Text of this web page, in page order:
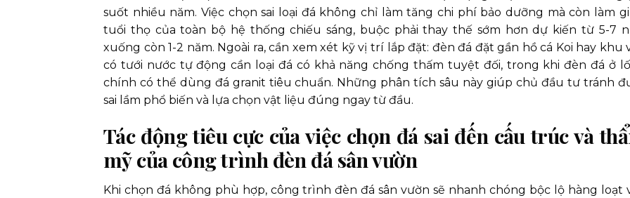
suốt nhiều năm. Việc chọn sai loại đá không chỉ làm tăng chi phí bảo dưỡng mà còn làm
tuổi thọ của toàn bộ hệ thống chiếu sáng, buộc phải thay thế sớm hơn dự kiến từ 5-7
xuống còn 1-2 năm. Ngoài ra, cần xem xét kỹ vị trí lắp đặt: đèn đá đặt gần hồ cá Koi hay khu
có tưới nước tự động cần loại đá có khả năng chống thấm tuyệt đối, trong khi đèn đá ở
chính có thể dùng đá granit tiêu chuẩn. Những phân tích sâu này giúp chủ đầu tư tránh
sai lầm phổ biến và lựa chọn vật liệu đúng ngay từ đầu.
Tác động tiêu cực của việc chọn đá sai đến cấu trúc và
mỹ của công trình đèn đá sân vườn
Khi chọn đá không phù hợp, công trình đèn đá sân vườn sẽ nhanh chóng bộc lộ hàng loạt